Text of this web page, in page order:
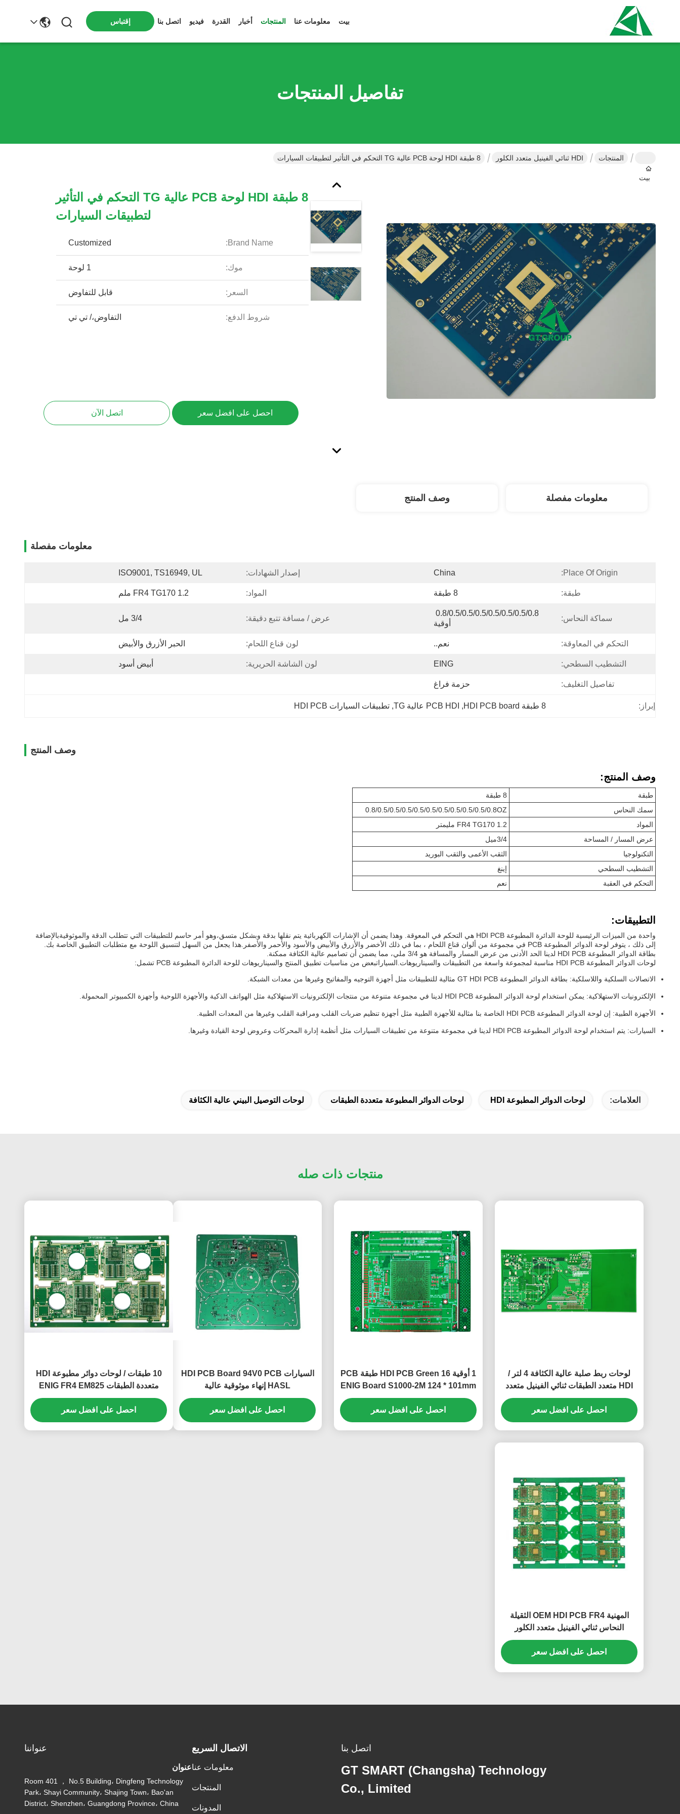
بيت معلومات عنا المنتجات أخبار القدرة فيديو اتصل بنا إقتباس
تفاصيل المنتجات
بيت
المنتجات HDI ثنائي الفينيل متعدد الكلور 8 طبقة HDI لوحة PCB عالية TG التحكم في التأثير لتطبيقات السيارات
8 طبقة HDI لوحة PCB عالية TG التحكم في التأثير
لتطبيقات السيارات
Brand Name:
Customized
موك: 1 لوحة
السعر: قابل للتفاوض
شروط الدفع: التفاوض،/ تي تي
احصل على افضل سعر اتصل الآن
معلومات مفصلة وصف المنتج
معلومات مفصلة
Place Of Origin:
China إصدار الشهادات: ISO9001, TS16949, UL
طبقة: 8 طبقة المواد: FR4 TG170 1.2 ملم
سماكة النحاس:
أوقية
عرض / مسافة تتبع دقيقة: 3/4 مل
التحكم في المعاوقة: نعم.. لون قناع اللحام: الحبر الأزرق والأبيض
التشطيب السطحي: EING لون الشاشة الحريرية: أبيض أسود
تفاصيل التغليف: حزمة فراغ
إبراز: 8 طبقة HDI PCB board , PCB HDI عالية TG , تطبيقات السيارات HDI PCB
وصف المنتج
وصف المنتج:
طبقة
8 طبقة
سمك النحاس
0.8/0.5/0.5/0.5/0.5/0.5/0.5/0.5/0.5/0.5/0.8OZ
المواد
FR4 TG170 1.2 مليمتر
عرض المسار / المساحة
3/4ميل
التكنولوجيا
الثقب الأعمى والثقب البوريد
التشطيب السطحي
إينغ
التحكم في العقبة
نعم
التطبيقات:
واحدة من الميزات الرئيسية للوحة الدائرة المطبوعة HDI PCB هي التحكم في المعوقة. وهذا يضمن أن الإشارات الكهربائية يتم نقلها بدقة وبشكل متسق،وهو أمر حاسم للتطبيقات التي تتطلب الدقة والموثوقيةبالإضافة
إلى ذلك ، يتوفر لوحة الدوائر المطبوعة PCB في مجموعة من ألوان قناع اللحام ، بما في ذلك الأخضر والأزرق والأبيض والأسود والأحمر والأصفر.هذا يجعل من السهل لتنسيق اللوحة مع متطلبات التطبيق الخاصة بك.
بطاقة الدوائر المطبوعة HDI PCB لدينا الحد الأدنى من عرض المسار والمسافة هو 3/4 ملي، مما يضمن أن تصاميم عالية الكثافة ممكنة.
لوحات الدوائر المطبوعة HDI PCB مناسبة لمجموعة واسعة من التطبيقات والسيناريوهات.السياراتبعض من مناسبات تطبيق المنتج والسيناريوهات للوحة الدائرة المطبوعة PCB تشمل:
الاتصالات السلكية واللاسلكية: بطاقة الدوائر المطبوعة GT HDI PCB مثالية للتطبيقات مثل أجهزة التوجيه والمفاتيح وغيرها من معدات الشبكة.
الإلكترونيات الاستهلاكية: يمكن استخدام لوحة الدوائر المطبوعة HDI PCB لدينا في مجموعة متنوعة من منتجات الإلكترونيات الاستهلاكية مثل الهواتف الذكية والأجهزة اللوحية وأجهزة الكمبيوتر المحمولة.
الأجهزة الطبية: إن لوحة الدوائر المطبوعة HDI PCB الخاصة بنا مثالية للأجهزة الطبية مثل أجهزة تنظيم ضربات القلب ومراقبة القلب وغيرها من المعدات الطبية.
السيارات: يتم استخدام لوحة الدوائر المطبوعة HDI PCB لدينا في مجموعة متنوعة من تطبيقات السيارات مثل أنظمة إدارة المحركات وعروض لوحة القيادة وغيرها.
العلامات: لوحات الدوائر المطبوعة HDI لوحات الدوائر المطبوعة متعددة الطبقات لوحات التوصيل البيني عالية الكثافة
منتجات ذات صله
لوحات ربط صلبة عالية الكثافة 4 لتر /
HDI متعدد الطبقات ثنائي الفينيل متعدد
الكلور
احصل على افضل سعر
1 أوقية HDI PCB Green 16 طبقة PCB
ENIG Board S1000-2M 124 * 101mm
احصل على افضل سعر
السيارات HDI PCB Board 94V0 PCB
HASL إنهاء موثوقية عالية
احصل على افضل سعر
10 طبقات / لوحات دوائر مطبوعة HDI
متعددة الطبقات ENIG FR4 EM825
احصل على افضل سعر
المهنية OEM HDI PCB FR4 الثقيلة
النحاس ثنائي الفينيل متعدد الكلور
الموثوقية العالية
احصل على افضل سعر
اتصل بنا
GT SMART (Changsha) Technology
Co., Limited
الاتصال السريع
معلومات عنا
المنتجات
المدونات
عنواننا
عنوان
Room 401 ， No.5 Building، Dingfeng Technology
Park، Shayi Community، Shajing Town، Bao'an
District، Shenzhen، Guangdong Province، China